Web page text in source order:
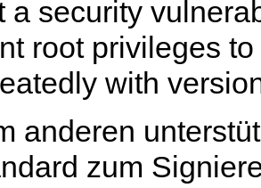
a security
root privileges
with
anderen
zum